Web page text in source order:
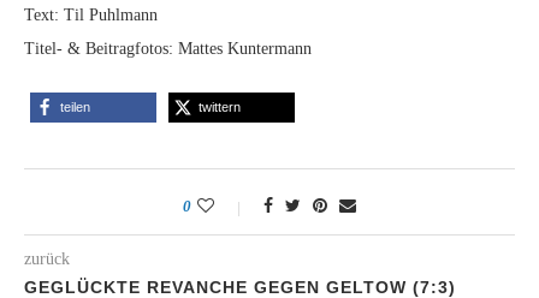
Text: Til Puhlmann
Titel- & Beitragfotos: Mattes Kuntermann
teilen twittern
0
zurück
GEGLÜCKTE REVANCHE GEGEN GELTOW (7:3)